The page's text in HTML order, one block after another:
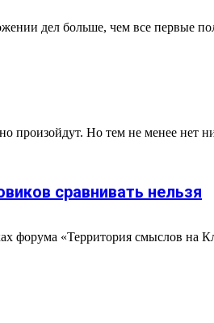
дел больше, чем все первые
произойдут. Но тем не менее нет
сравнивать нельзя
«Территория смыслов на